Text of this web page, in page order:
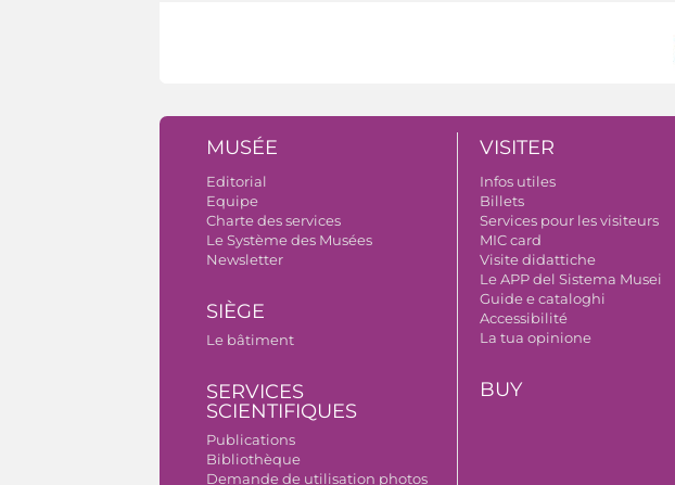
MUSÉE
Editorial
Equipe
Charte des services
Le Système des Musées
Newsletter
SIÈGE
Le bâtiment
SERVICES
SCIENTIFIQUES
Publications
Bibliothèque
Demande de utilisation photos
VISITER
Infos utiles
Billets
Services pour les visiteurs
MIC card
Visite didattiche
Le APP del Sistema Musei
Guide e cataloghi
Accessibilité
La tua opinione
BUY